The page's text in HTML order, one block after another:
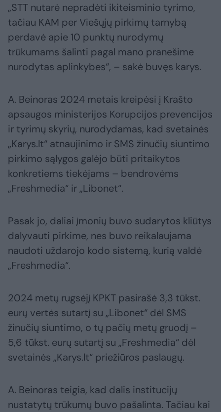
„STT nutarė nepradėti ikiteisminio tyrimo,
tačiau KAM per Viešųjų pirkimų tarnybą
perdavė apie 10 punktų nurodymų
trūkumams šalinti pagal mano pranešime
nurodytas aplinkybes“, – sakė buvęs karys.
A. Beinoras 2024 metais kreipėsi į Krašto
apsaugos ministerijos Korupcijos prevencijos
ir tyrimų skyrių, nurodydamas, kad svetainės
„Karys.lt“ atnaujinimo ir SMS žinučių siuntimo
pirkimo sąlygos galėjo būti pritaikytos
konkretiems tiekėjams – bendrovėms
„Freshmedia“ ir „Libonet“.
Pasak jo, daliai įmonių buvo sudarytos kliūtys
dalyvauti pirkime, nes buvo reikalaujama
naudoti uždarojo kodo sistemą, kurią valdė
„Freshmedia“.
2024 metų rugsėjį KPKT pasirašė 3,3 tūkst.
eurų vertės sutartį su „Libonet“ dėl SMS
žinučių siuntimo, o tų pačių metų gruodį –
5,6 tūkst. eurų sutartį su „Freshmedia“ dėl
svetainės „Karys.lt“ priežiūros paslaugų.
A. Beinoras teigia, kad dalis institucijų
nustatytų trūkumų buvo pašalinta. Tačiau kai